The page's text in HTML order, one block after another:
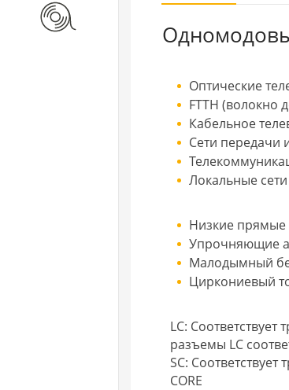
Оптические
FTTH (волокно
Кабельное
Сети передачи
Локальные сети
Низкие прямые
Упрочняющие
Малодымный
Циркониевый
LC: Соответствует
разъемы LC
SC: Соответствует
CORE